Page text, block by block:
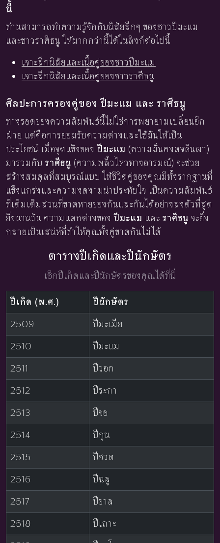
นี้
ท่านสามารถทำความรู้จักกับนิสัยลึกๆ ของชาวปีมะแม
และชาวราศีธนู ให้มากกว่านี้ได้ในลิงก์ต่อไปนี้
เจาะลึกนิสัยและเนื้อคู่ของชาวปีมะแม
เจาะลึกนิสัยและเนื้อคู่ของชาวราศีธนู
ศิลปะการครองคู่ของ ปีมะแม และ ราศีธนู
ทางรอดของความสัมพันธ์นี้ไม่ใช่การพยายามเปลี่ยนอีก
ฝ่าย แต่คือการยอมรับความต่างและใช้มันให้เป็น
ประโยชน์ เมื่อจุดแข็งของปีมะแม (ความมั่นคงดุจหินผา)
มารวมกับ ราศีธนู (ความพลิ้วไหวทางอารมณ์) จะช่วย
สร้างสมดุลที่สมบูรณ์แบบ ให้ชีวิตคู่ของคุณมีทั้งรากฐานที่
แข็งแกร่งและความงดงามน่าประทับใจ เป็นความสัมพันธ์
ที่เติมเต็มส่วนที่ขาดหายของกันและกันได้อย่างลงตัวที่สุด
ยิ่งนานวัน ความแตกต่างของปีมะแม และ ราศีธนู จะยิ่ง
กลายเป็นเสน่ห์ที่ทำให้คุณทั้งคู่ขาดกันไม่ได้
ตารางปีเกิดและปีนักษัตร
เช็กปีเกิดและปีนักษัตรของคุณได้ที่นี่
ปีเกิด (พ.ศ.)
ปีนักษัตร
2509
ปีมะเมีย
2510
ปีมะแม
2511
ปีวอก
2512
ปีระกา
2513
ปีจอ
2514
ปีกุน
2515
ปีชวด
2516
ปีฉลู
2517
ปีขาล
2518
ปีเถาะ